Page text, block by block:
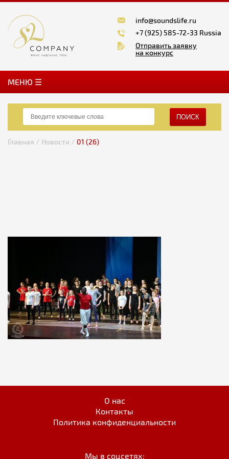
info@soundslife.ru
+7 (925) 585-72-33 Russia
Отправить заявку
на конкурс
MЕНЮ ☰
ПОИСК
Главная / Новости / 01 (26)
О нас
Контакты
Политика конфиденциальности
Мы в соцсетях: